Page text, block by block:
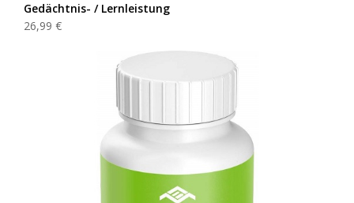
Gedächtnis- / Lernleistung
26,99 €